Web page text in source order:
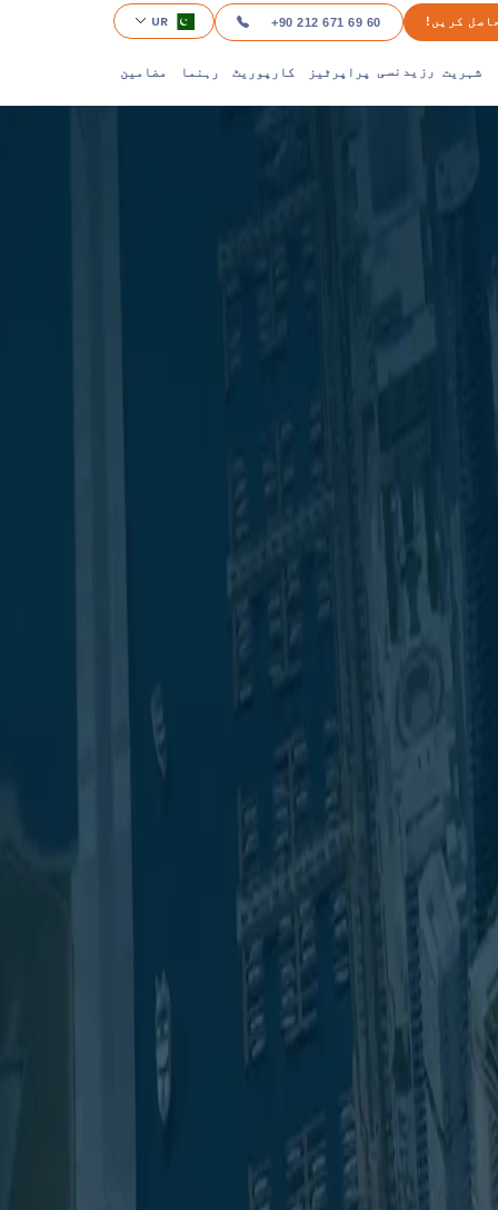
کریں! +90 212 671 69 60
UR
شہریت رزیدنسی پراپرٹیز کارپوریٹ رہنما مضامین